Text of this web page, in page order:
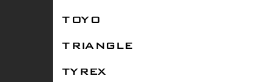
TOYO
TRIANGLE
TYREX